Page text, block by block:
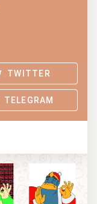
TWITTER
TELEGRAM